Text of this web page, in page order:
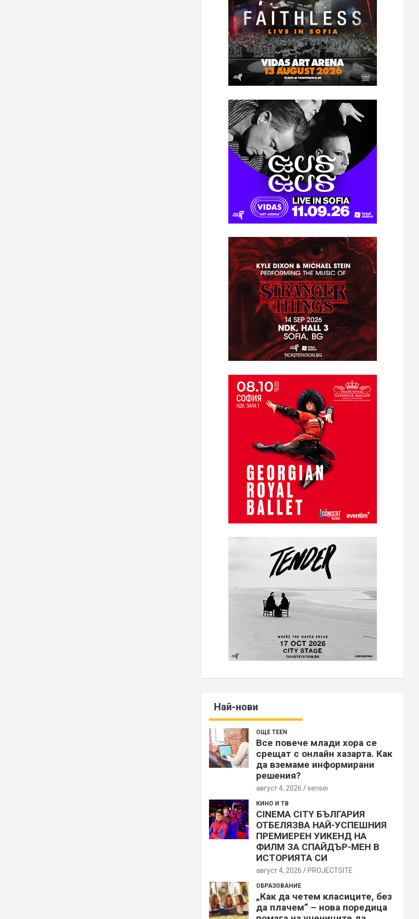
Най-нови
ОЩЕ TEEN
Все повече млади хора се
срещат с онлайн хазарта. Как
да вземаме информирани
решения?
август 4, 2026 sensei
КИНО И ТВ
CINEMA CITY БЪЛГАРИЯ
ОТБЕЛЯЗВА НАЙ-УСПЕШНИЯ
ПРЕМИЕРЕН УИКЕНД НА
ФИЛМ ЗА СПАЙДЪР-МЕН В
ИСТОРИЯТА СИ
август 4, 2026 PROJECTSITЕ
ОБРАЗОВАНИЕ
„Как да четем класиците, без
да плачем“ – нова поредица